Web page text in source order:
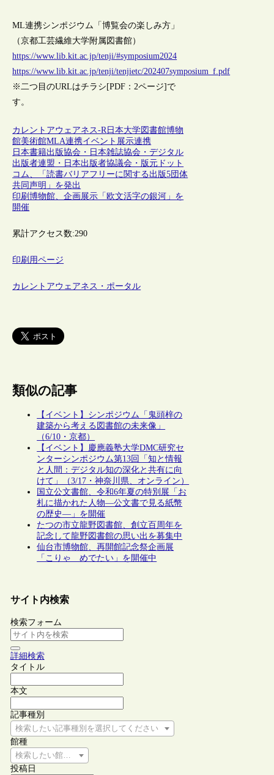
ML連携シンポジウム「博覧会の楽しみ方」
（京都工芸繊維大学附属図書館）
https://www.lib.kit.ac.jp/tenji/#symposium2024
https://www.lib.kit.ac.jp/tenji/tenjietc/202407symposium_f.pdf
※二つ目のURLはチラシ[PDF：2ページ]で
す。
カレントアウェアネス-R 日本大学図書館博物
館美術館MLA連携イベント 展示連携
日本書籍出版協会・日本雑誌協会・デジタル
出版者連盟・日本出版者協議会・版元ドット
コム、「読書バリアフリーに関する出版5団体
共同声明」を発出
印刷博物館、企画展示「欧文活字の銀河」を
開催
累計アクセス数:290
印刷用ページ
カレントアウェアネス・ポータル
類似の記事
【イベント】シンポジウム「鬼頭梓の
建築から考える図書館の未来像」
（6/10・京都）
【イベント】慶應義塾大学DMC研究セ
ンターシンポジウム第13回「知と情報
と人間：デジタル知の深化と共有に向
けて」（3/17・神奈川県、オンライン）
国立公文書館、令和6年夏の特別展「お
札に描かれた人物―公文書で見る紙幣
の歴史―」を開催
たつの市立龍野図書館、創立百周年を
記念して龍野図書館の思い出を募集中
仙台市博物館、再開館記念祭企画展
「こりゃ めでたい」を開催中
サイト内検索
検索フォーム
詳細検索
タイトル
本文
記事種別
検索したい記事種別を選択してください
館種
検索したい館種を選択してください
投稿日